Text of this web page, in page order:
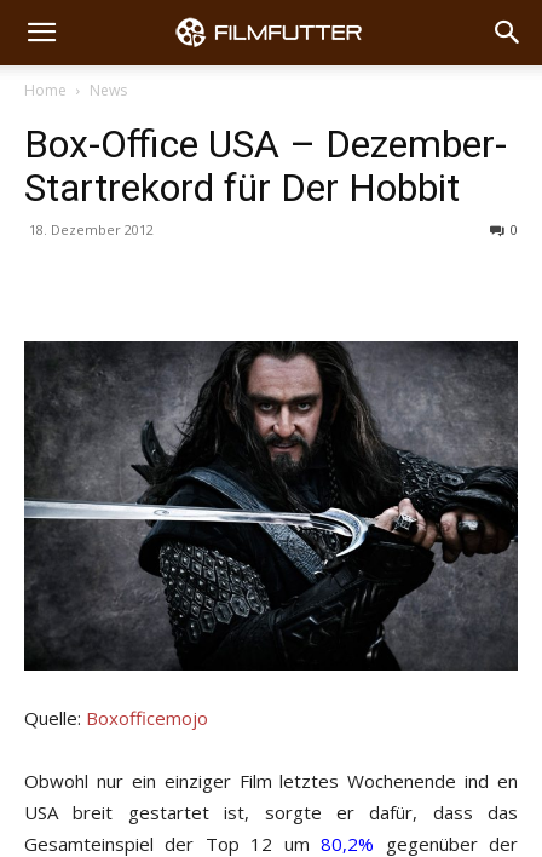
Home News
Box-Office USA – Dezember-
Startrekord für Der Hobbit
18. Dezember 2012 0
Quelle: Boxofficemojo
Obwohl nur ein einziger Film letztes Wochenende ind en
USA breit gestartet ist, sorgte er dafür, dass das
Gesamteinspiel der Top 12 um80,2% gegenüber der